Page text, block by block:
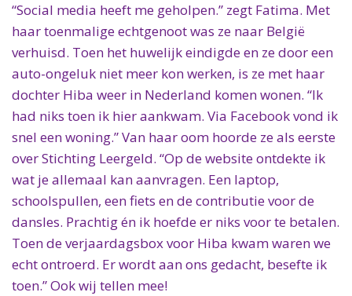
Doe een aanvraag
Over ons
Over ons
Wie zijn wij?
De Leergeldformule
Jaarverslagen
Vacatures
Folder
Doe mee
Welkom als donateur
Welkom als vrijwilliger
Contact
“Social media heeft me geholpen.” zegt Fatima. Met
haar toenmalige echtgenoot was ze naar België
verhuisd. Toen het huwelijk eindigde en ze door een
auto-ongeluk niet meer kon werken, is ze met haar
dochter Hiba weer in Nederland komen wonen. “Ik
had niks toen ik hier aankwam. Via Facebook vond ik
snel een woning.” Van haar oom hoorde ze als eerste
over Stichting Leergeld. “Op de website ontdekte ik
wat je allemaal kan aanvragen. Een laptop,
schoolspullen, een fiets en de contributie voor de
dansles. Prachtig én ik hoefde er niks voor te betalen.
Toen de verjaardagsbox voor Hiba kwam waren we
echt ontroerd. Er wordt aan ons gedacht, besefte ik
toen.” Ook wij tellen mee!